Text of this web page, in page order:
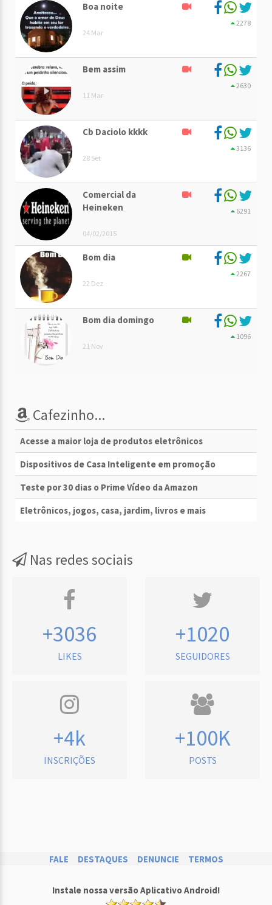
Boa noite
24 Mar
2278
Bem assim
11 Mar
2630
Cb Daciolo kkkk
28 Set
3136
Comercial da
Heineken
04/02/2015
6291
Bom dia
22 Dez
2267
Bom dia domingo
21 Nov
1096
Cafezinho...
Acesse a maior loja de produtos eletrônicos
Dispositivos de Casa Inteligente em promoção
Teste por 30 dias o Prime Vídeo da Amazon
Eletrônicos, jogos, casa, jardim, livros e mais
Nas redes sociais
+3036
LIKES
+1020
SEGUIDORES
+4k
INSCRIÇÕES
+100K
POSTS
FALE DESTAQUES DENUNCIE TERMOS
Instale nossa versão Aplicativo Android!